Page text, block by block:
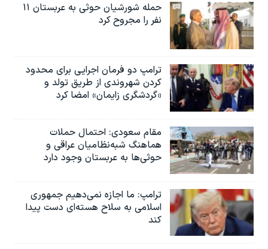
حمله شورشیان حوثی به عربستان ۱۱
نفر را مجروح کرد
ترامپ دو فرمان اجرایی برای محدود
کردن شهروندی از طریق تولد و
«گردشگری زایمان» امضا کرد
مقام سعودی: احتمال حملات
هماهنگ شبه‌نظامیان عراقی و
حوثی‌ها به عربستان وجود دارد
ترامپ: ما اجازه نمی‌دهیم جمهوری
اسلامی به سلاح هسته‌ای دست پیدا
کند